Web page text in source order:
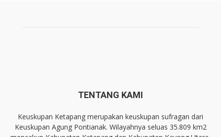
TENTANG KAMI
Keuskupan Ketapang merupakan keuskupan sufragan dari
Keuskupan Agung Pontianak. Wilayahnya seluas 35.809 km2